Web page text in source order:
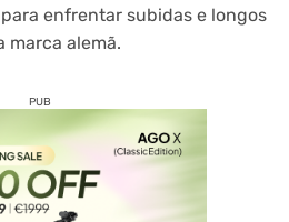
enfrentar subidas e longos
marca alemã.
PUB